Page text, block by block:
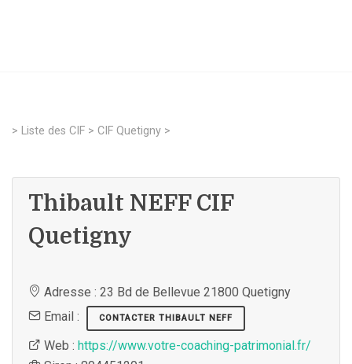
> Liste des CIF > CIF Quetigny >
Thibault NEFF CIF
Quetigny
Adresse : 23 Bd de Bellevue 21800 Quetigny
Email :
CONTACTER THIBAULT NEFF
Web : https://www.votre-coaching-patrimonial.fr/